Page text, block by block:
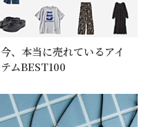
今、本当に売れているアイ
テムBEST100